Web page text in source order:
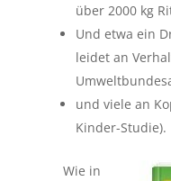
über 2000 kg
Und etwa ein
leidet an
und viele an
Kinder-Studie).
Wie in